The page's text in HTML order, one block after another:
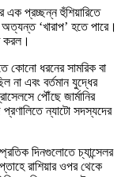
এক প্রচ্ছন্ন হুঁশিয়ারিতে
‌‘খারাপ’ হতে পারে।
করল।
কোনো ধরনের সামরিক বা
না এবং বর্তমান যুদ্ধের
পৌঁছে জার্মানির
প্রণালিতে ন্যাটো সদস্যদের
দিনগুলোতে চ্যান্সেলর
রাশিয়ার ওপর থেকে